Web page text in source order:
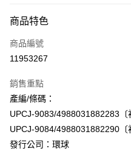
信用卡一次付款
超商取貨付款
Apple Pay
街口支付
悠遊付
商品特色
商品編號
11953267
銷售重點
產編/條碼：
UPCJ-9083/4988031882283〔
UPCJ-9084/4988031882290〔
發行公司：環球